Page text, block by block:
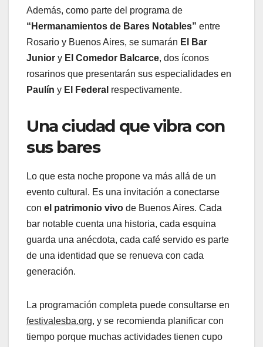
Además, como parte del programa de
“Hermanamientos de Bares Notables” entre
Rosario y Buenos Aires, se sumarán El Bar
Junior y El Comedor Balcarce, dos íconos
rosarinos que presentarán sus especialidades en
Paulín y El Federal respectivamente.
Una ciudad que vibra con
sus bares
Lo que esta noche propone va más allá de un
evento cultural. Es una invitación a conectarse
con el patrimonio vivo de Buenos Aires. Cada
bar notable cuenta una historia, cada esquina
guarda una anécdota, cada café servido es parte
de una identidad que se renueva con cada
generación.
La programación completa puede consultarse en
festivalesba.org, y se recomienda planificar con
tiempo porque muchas actividades tienen cupo